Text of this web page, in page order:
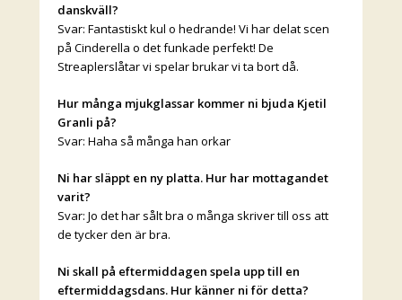
danskväll?
Svar: Fantastiskt kul o hedrande! Vi har delat scen
på Cinderella o det funkade perfekt! De
Streaplerslåtar vi spelar brukar vi ta bort då.
Hur många mjukglassar kommer ni bjuda Kjetil
Granli på?
Svar: Haha så många han orkar
Ni har släppt en ny platta. Hur har mottagandet
varit?
Svar: Jo det har sålt bra o många skriver till oss att
de tycker den är bra.
Ni skall på eftermiddagen spela upp till en
eftermiddagsdans. Hur känner ni för detta?